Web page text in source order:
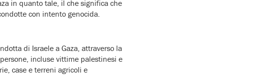
in quanto tale, il che significa che
con intento genocida.
di Israele a Gaza, attraverso la
incluse vittime palestinesi e
case e terreni agricoli e